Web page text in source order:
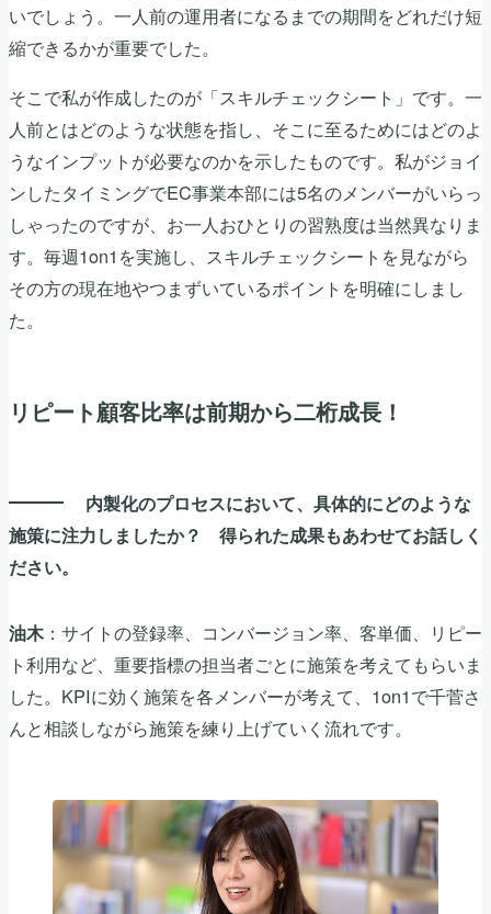
いでしょう。一人前の運用者になるまでの期間をどれだけ短
縮できるかが重要でした。
そこで私が作成したのが「スキルチェックシート」です。一
人前とはどのような状態を指し、そこに至るためにはどのよ
うなインプットが必要なのかを示したものです。私がジョイ
ンしたタイミングでEC事業本部には5名のメンバーがいらっ
しゃったのですが、お一人おひとりの習熟度は当然異なりま
す。毎週1on1を実施し、スキルチェックシートを見ながら
その方の現在地やつまずいているポイントを明確にしまし
た。
リピート顧客比率は前期から二桁成長！
内製化のプロセスにおいて、具体的にどのような
施策に注力しましたか？ 得られた成果もあわせてお話しく
ださい。
油木：サイトの登録率、コンバージョン率、客単価、リピー
ト利用など、重要指標の担当者ごとに施策を考えてもらいま
した。KPIに効く施策を各メンバーが考えて、1on1で千菅さ
んと相談しながら施策を練り上げていく流れです。